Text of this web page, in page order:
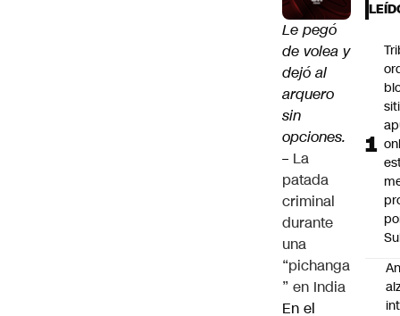
Le pegó
de volea y
dejó al
arquero
sin
opciones.
– La
patada
criminal
durante
una
“pichanga
” en India
En el